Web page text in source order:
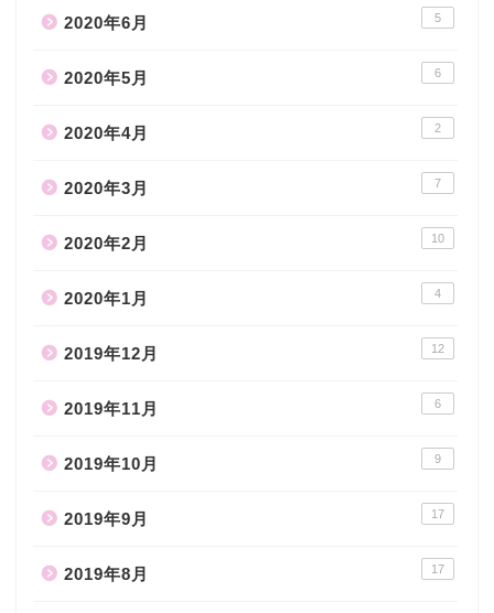
2020年6月 5
2020年5月 6
2020年4月 2
2020年3月 7
2020年2月 10
2020年1月 4
2019年12月 12
2019年11月 6
2019年10月 9
2019年9月 17
2019年8月 17